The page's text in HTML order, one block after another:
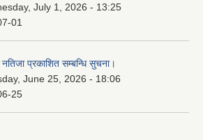
July 1, 2026 - 13:25
01
नतिजा प्रकाशित सम्बन्धि सुचना।
June 25, 2026 - 18:06
25